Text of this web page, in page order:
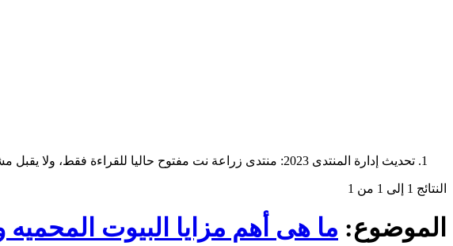
تحديث إدارة المنتدى 2023: منتدى زراعة نت مفتوح حاليا للقراءة فقط، ولا يقبل مشاركات جديدة. يمكنكم استخدام الشريط الظاهر أعلاه للبحث في كافة مواضيع المدوّنة والمنتدى.
النتائج 1 إلى 1 من 1
الموضوع: ما هى أهم مزايا البيوت المحميه